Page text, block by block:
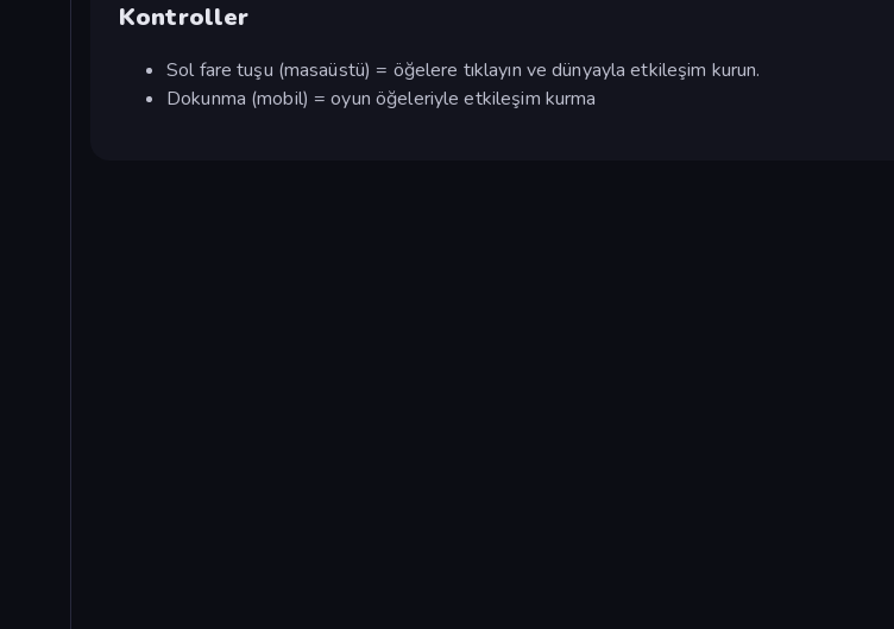
Kontroller
Sol fare tuşu (masaüstü) = öğelere tıklayın ve dünyayla etkileşim kurun.
Dokunma (mobil) = oyun öğeleriyle etkileşim kurma